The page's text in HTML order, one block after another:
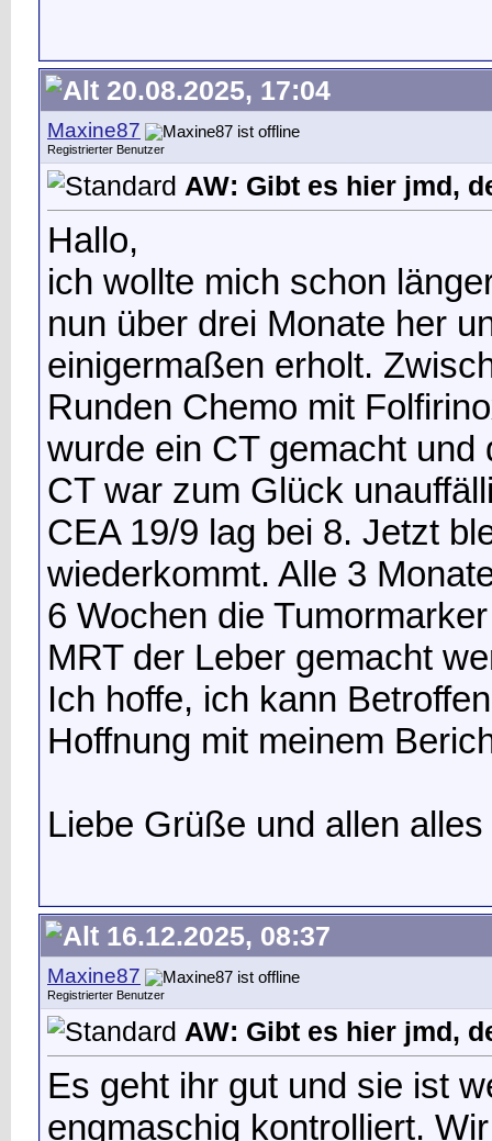
20.08.2025, 17:04
Maxine87
Registrierter Benutzer
AW: Gibt es hier jmd,
Hallo,
ich wollte mich schon
nun über drei Monate her
einigermaßen erholt.
Runden Chemo mit
wurde ein CT gemacht
CT war zum Glück
CEA 19/9 lag bei 8. Jetzt
wiederkommt. Alle 3
6 Wochen die
MRT der Leber gemacht
Ich hoffe, ich kann
Hoffnung mit meinem
Liebe Grüße und allen
16.12.2025, 08:37
Maxine87
Registrierter Benutzer
AW: Gibt es hier jmd,
Es geht ihr gut und sie ist
engmaschig kontrolliert.